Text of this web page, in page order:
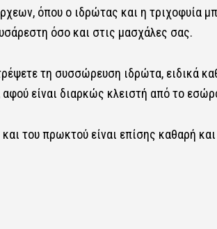
όπου ο ιδρώτας και η τριχοφυία
όσο και στις μασχάλες σας.
τη συσσώρευση ιδρώτα, ειδικά
είναι διαρκώς κλειστή από το
του πρωκτού είναι επίσης καθαρή